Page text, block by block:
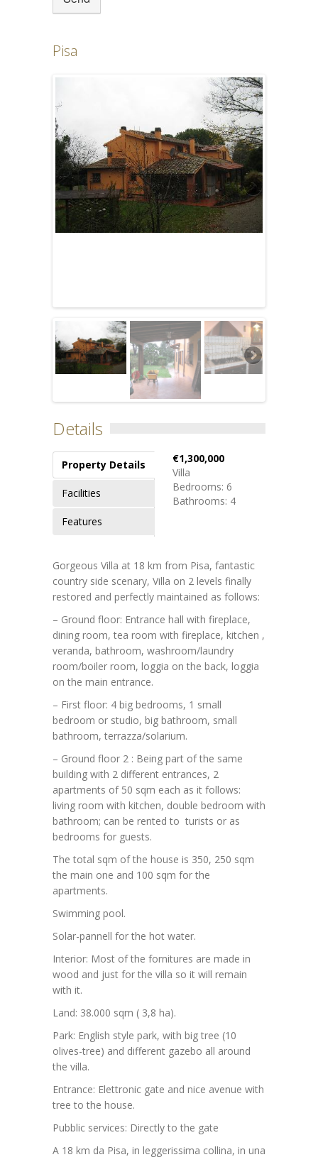
Pisa
Details
Property Details
Facilities
Features
€1,300,000
Villa
Bedrooms: 6
Bathrooms: 4
Gorgeous Villa at 18 km from Pisa, fantastic
country side scenary, Villa on 2 levels finally
restored and perfectly maintained as follows:
– Ground floor: Entrance hall with fireplace,
dining room, tea room with fireplace, kitchen ,
veranda, bathroom, washroom/laundry
room/boiler room, loggia on the back, loggia
on the main entrance.
– First floor: 4 big bedrooms, 1 small
bedroom or studio, big bathroom, small
bathroom, terrazza/solarium.
– Ground floor 2 : Being part of the same
building with 2 different entrances, 2
apartments of 50 sqm each as it follows:
living room with kitchen, double bedroom with
bathroom; can be rented to turists or as
bedrooms for guests.
The total sqm of the house is 350, 250 sqm
the main one and 100 sqm for the
apartments.
Swimming pool.
Solar-pannell for the hot water.
Interior: Most of the fornitures are made in
wood and just for the villa so it will remain
with it.
Land: 38.000 sqm ( 3,8 ha).
Park: English style park, with big tree (10
olives-tree) and different gazebo all around
the villa.
Entrance: Elettronic gate and nice avenue with
tree to the house.
Pubblic services: Directly to the gate
A 18 km da Pisa, in leggerissima collina, in una